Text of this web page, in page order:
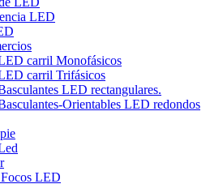
LED
carril Monofásicos
carril Trifásicos
LED rectangulares.
Orientables LED redondos
LED